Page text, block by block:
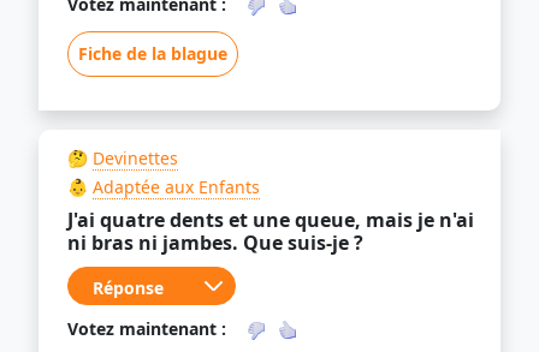
Fiche de la blague
🤔 Devinettes
👶 Adaptée aux Enfants
J'ai quatre dents et une queue, mais je n'ai
ni bras ni jambes. Que suis-je ?
Votez maintenant :